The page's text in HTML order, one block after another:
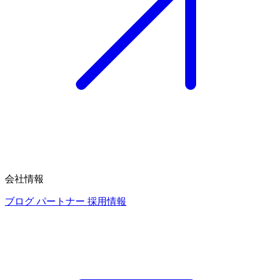
会社情報
ブログ パートナー 採用情報